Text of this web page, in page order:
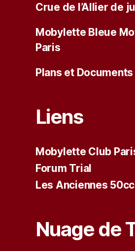
Crue de l’Allier de
Mobylette Bleue
Paris
Plans et
Liens
Mobylette Club
Forum Trial
Les Anciennes 50cc
Nuage de